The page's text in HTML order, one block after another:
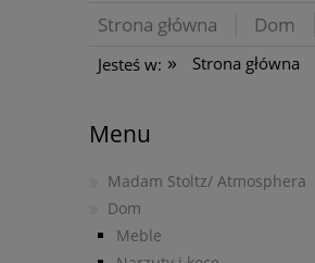
Strona główna Dom
Jesteś w: » Strona główna
Menu
Madam Stoltz/ Atmosphera
Dom
Meble